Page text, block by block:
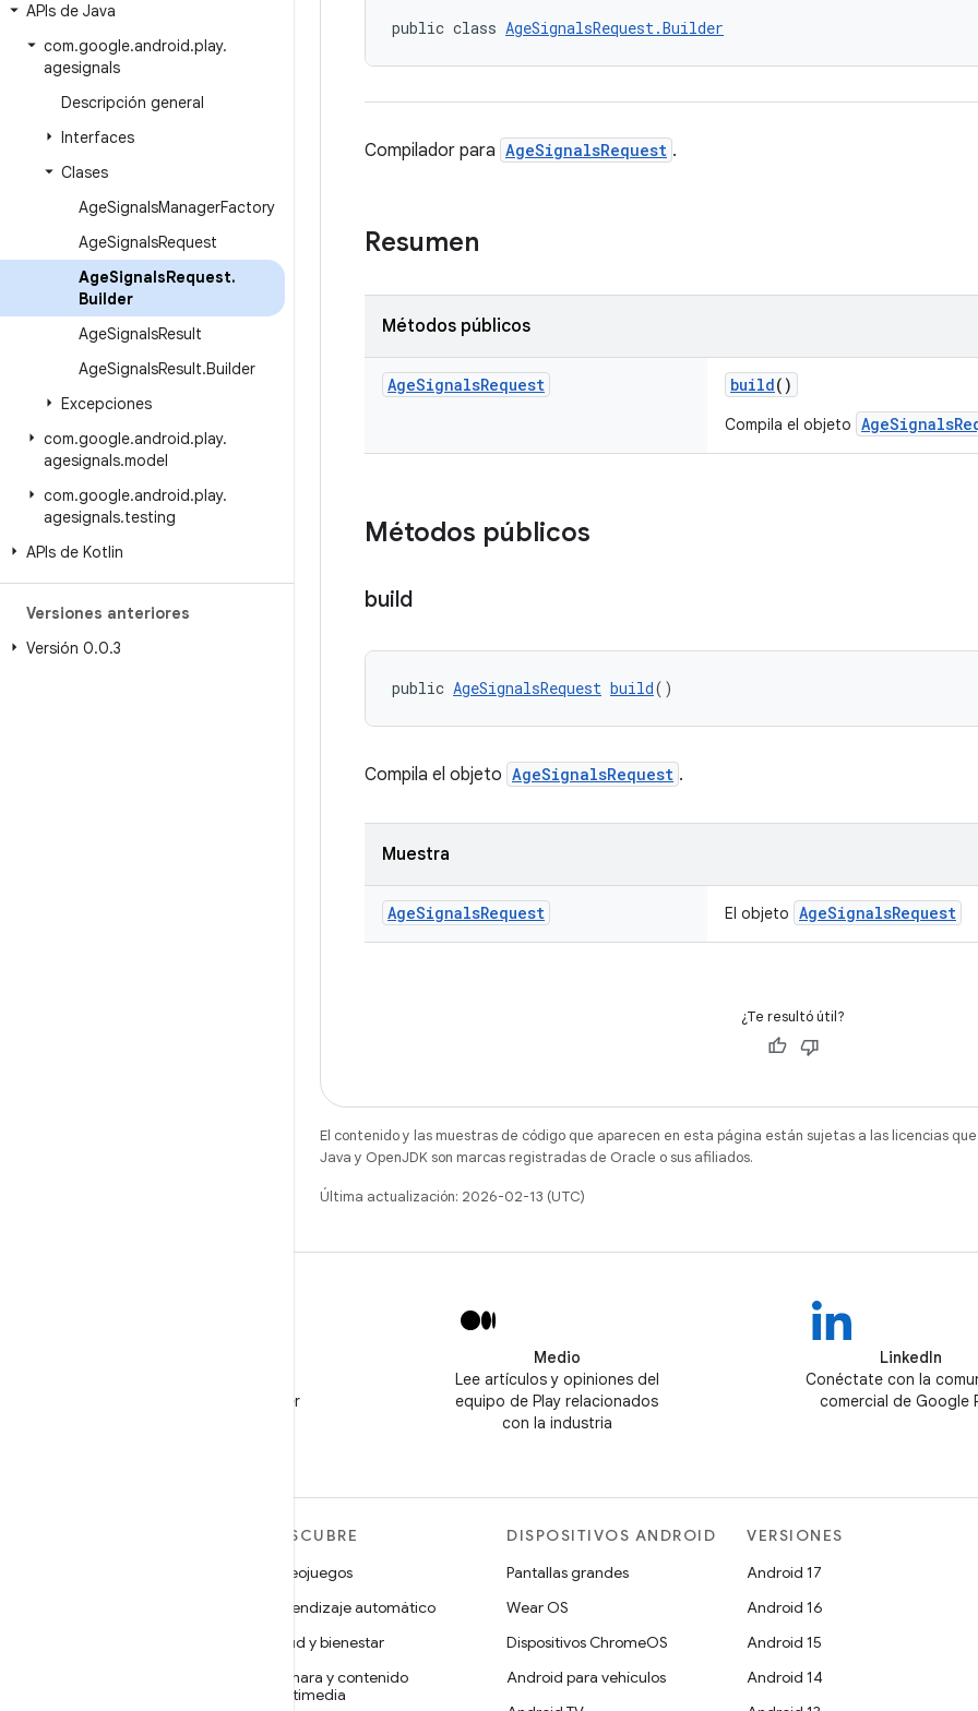
APIs de Java
com.google.android.play.
agesignals
Descripción general
Interfaces
Clases
AgeSignalsManagerFactory
AgeSignalsRequest
AgeSignalsRequest.
Builder
AgeSignalsResult
AgeSignalsResult.Builder
Excepciones
com.google.android.play.
agesignals.model
com.google.android.play.
agesignals.testing
APIs de Kotlin
Versiones anteriores
Versión 0.0.3
public class AgeSignalsRequest.Builder
Compilador para AgeSignalsRequest .
Resumen
Métodos públicos
AgeSignalsRequest build()
Compila el objeto
Métodos públicos
build
public AgeSignalsRequest build()
Compila el objeto AgeSignalsRequest .
Muestra
AgeSignalsRequest El objeto AgeSignalsRequest
¿Te resultó útil?
El contenido y las muestras de código que aparecen en esta página están sujetas a las licencias
Java y OpenJDK son marcas registradas de Oracle o sus afiliados.
Última actualización: 2026-02-13 (UTC)
para ver noticias y obtener
Medio
Lee artículos y opiniones del
equipo de Play relacionados
con la industria
LinkedIn
Conéctate con la
comercial de Google
DESCUBRE
Videojuegos
Aprendizaje automático
Salud y bienestar
Cámara y contenido
multimedia
DISPOSITIVOS ANDROID
Pantallas grandes
Wear OS
Dispositivos ChromeOS
Android para vehículos
VERSIONES
Android 17
Android 16
Android 15
Android 14